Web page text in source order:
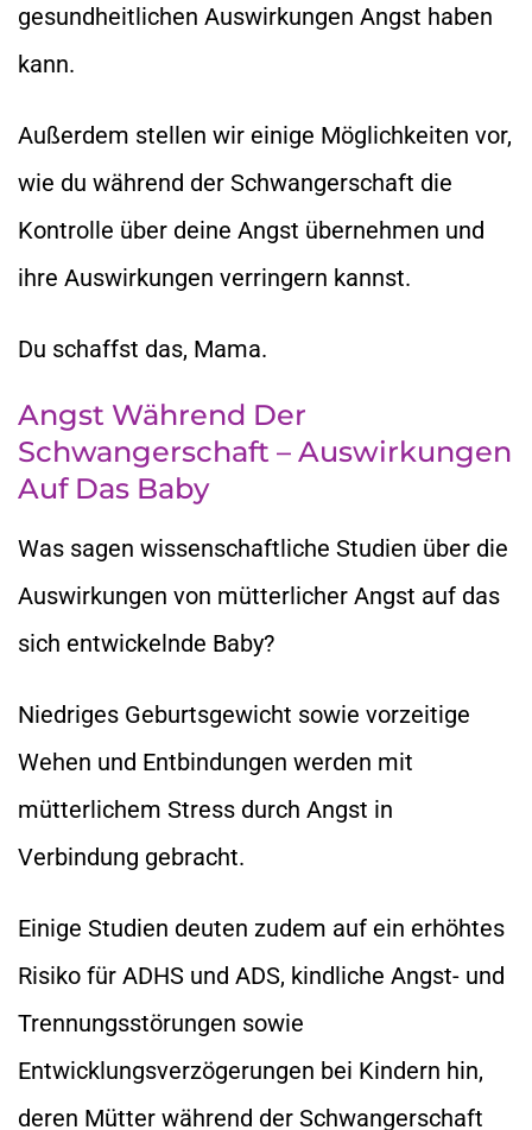
gesundheitlichen Auswirkungen Angst haben
kann.
Außerdem stellen wir einige Möglichkeiten vor,
wie du während der Schwangerschaft die
Kontrolle über deine Angst übernehmen und
ihre Auswirkungen verringern kannst.
Du schaffst das, Mama.
Angst Während Der
Schwangerschaft – Auswirkungen
Auf Das Baby
Was sagen wissenschaftliche Studien über die
Auswirkungen von mütterlicher Angst auf das
sich entwickelnde Baby?
Niedriges Geburtsgewicht sowie vorzeitige
Wehen und Entbindungen werden mit
mütterlichem Stress durch Angst in
Verbindung gebracht.
Einige Studien deuten zudem auf ein erhöhtes
Risiko für ADHS und ADS, kindliche Angst- und
Trennungsstörungen sowie
Entwicklungsverzögerungen bei Kindern hin,
deren Mütter während der Schwangerschaft